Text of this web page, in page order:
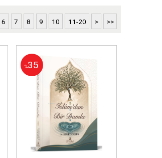
6 7 8 9 10 11-20 > >>
%35